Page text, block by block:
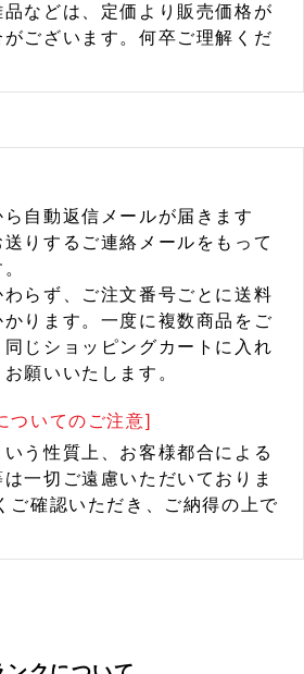
品などは、定価より販売価格が
ございます。何卒ご理解くだ
ら自動返信メールが届きます
りするご連絡メールをもって
わらず、ご注文番号ごとに送料
ります。一度に複数商品をご
じショッピングカートに入れ
願いいたします。
ついてのご注意]
いう性質上、お客様都合による
一切ご遠慮いただいておりま
ご確認いただき、ご納得の上で